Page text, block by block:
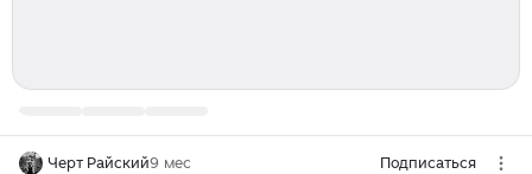
Черт Райский9 мес Подписаться